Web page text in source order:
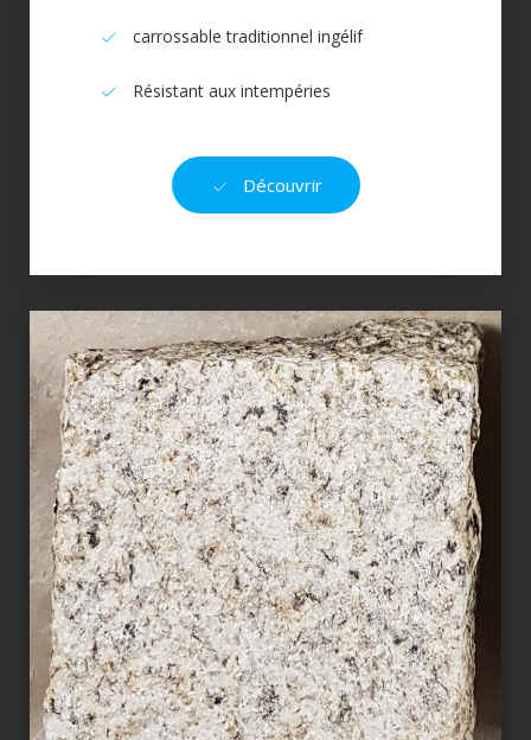
carrossable traditionnel ingélif
Résistant aux intempéries
Découvrir